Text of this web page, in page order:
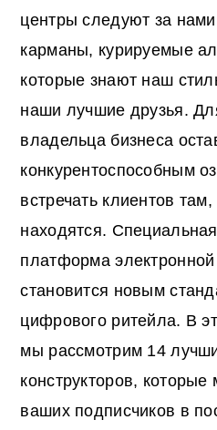
центры следуют за
карманы, курируемые
которые знают наш
наши лучшие друзья.
владельца бизнеса
конкурентоспособным
встречать клиентов
находятся.
платформа
становится новым
цифрового ритейла. В
мы рассмотрим 14
конструкторов, которые
ваших подписчиков в